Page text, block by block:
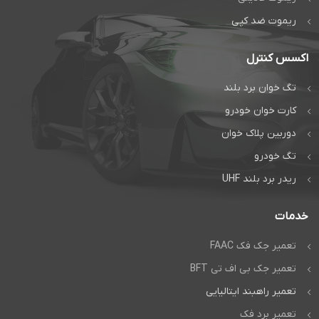
راهبند و درب
اتوماتیک دژآک
تماس بگیرید:
تماس مستقیم
گفتگوی آنلاین:
واتس‌اپ
اتوماتیک دژآک
تماس بگیرید:
تماس مستقیم
گفتگوی آنلاین:
واتس‌اپ
ریموت ضد کپی
اکسس کنترل
تگ خوان برد بلند
کارت خوان خودرو
دوربین پلاک خوان
تگ خودرو
ریدر برد بلند UHF
خدمات
تعمیر جک فک FAAC
تعمیر جک بی اف تی BFT
تعمیر راهبند ایتالیایی
تعمیر برد فک